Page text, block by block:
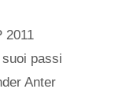
2011
passi
Anter